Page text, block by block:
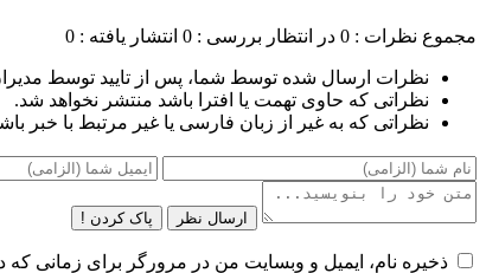
مجموع نظرات : 0 در انتظار بررسی : 0 انتشار یافته : 0
نظرات ارسال شده توسط شما، پس از تایید توسط
نظراتی که حاوی تهمت یا افترا باشد منتشر نخواهد شد.
نظراتی که به غیر از زبان فارسی یا غیر مرتبط با خبر
ارسال نظر پاک کردن !
ذخیره نام، ایمیل و وبسایت من در مرورگر برای زمانی که